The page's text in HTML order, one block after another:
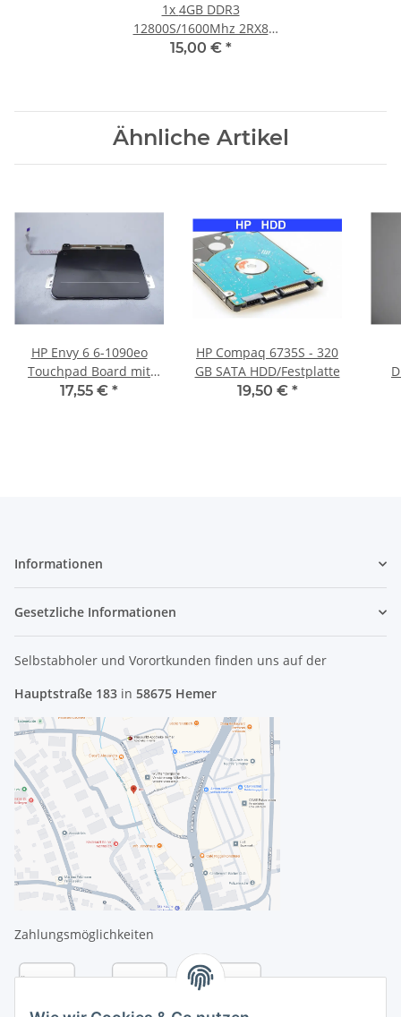
1x 4GB DDR3
12800S/1600Mhz 2RX8
Notebook SO-DIMM RAM
15,00 € *
Ähnliche Artikel
HP Envy 6 6-1090eo
Touchpad Board mit
Kabel 686097-001 #4508
17,55 € *
HP Compaq 6735S - 320
GB SATA HDD/Festplatte
19,50 € *
Informationen
Gesetzliche Informationen
Selbstabholer und Vorortkunden finden uns auf der
Hauptstraße 183 in 58675 Hemer
Zahlungsmöglichkeiten